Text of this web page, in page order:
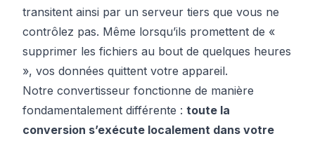
transitent ainsi par un serveur tiers que vous ne
contrôlez pas. Même lorsqu’ils promettent de «
supprimer les fichiers au bout de quelques heures
», vos données quittent votre appareil.
Notre convertisseur fonctionne de manière
fondamentalement différente : toute la
conversion s’exécute localement dans votre